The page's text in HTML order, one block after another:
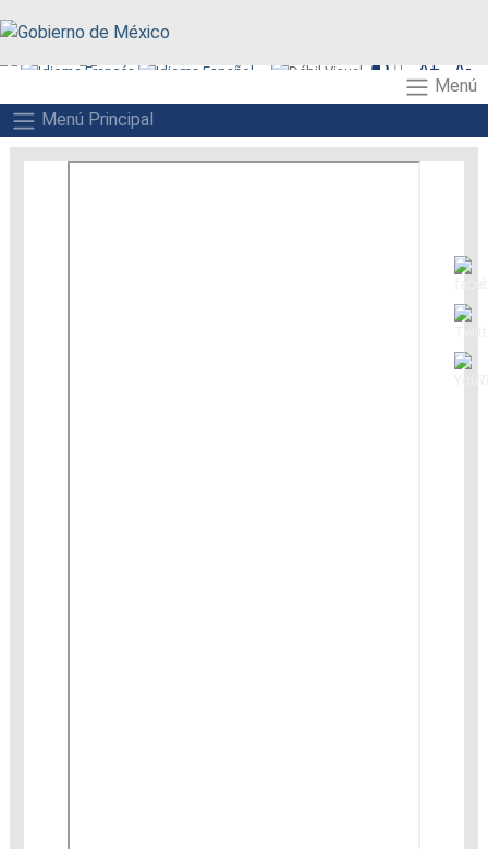
A+
A-
A
Menú
Menú Principal